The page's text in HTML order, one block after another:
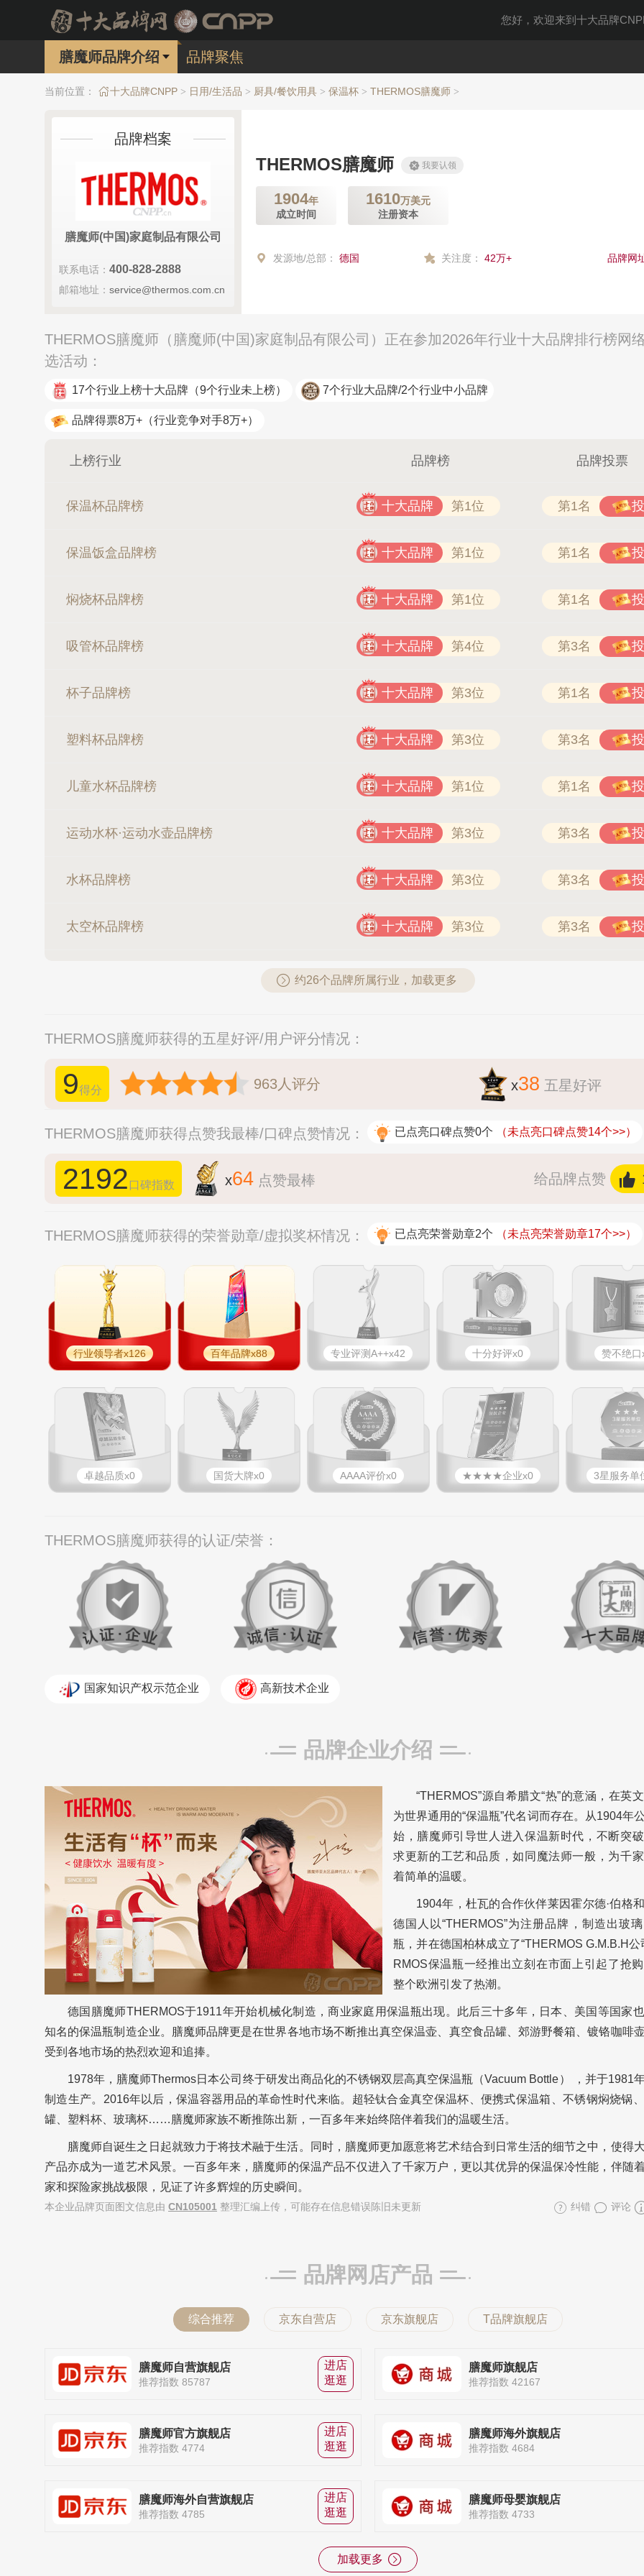
您好，欢迎来到十大品牌
膳魔师品牌介绍 品牌聚焦
当前位置： 十大品牌CNPP > 日用/生活品 > 厨具/餐饮用具 > 保温杯 > THERMOS膳魔师 >
品牌档案
膳魔师(中国)家庭制品有限公司
联系电话： 400-828-2888
邮箱地址： service@thermos.com.cn
THERMOS膳魔师 我要认领
1904年
成立时间
1610万美元
注册资本
发源地/总部： 德国 关注度： 42万+ 品牌网
THERMOS膳魔师（膳魔师(中国)家庭制品有限公司）正在参加2026年行业十大品牌排行榜网
选活动：
17个行业上榜十大品牌 （9个行业未上榜） 7个行业大品牌/2个行业中小品牌
品牌得票8万+ （行业竞争对手8万+）
上榜行业 品牌榜 品牌投票
保温杯品牌榜 十大品牌 第1位 第1名
保温饭盒品牌榜 十大品牌 第1位 第1名
焖烧杯品牌榜 十大品牌 第1位 第1名
吸管杯品牌榜 十大品牌 第4位 第3名
杯子品牌榜 十大品牌 第3位 第1名
塑料杯品牌榜 十大品牌 第3位 第3名
儿童水杯品牌榜 十大品牌 第1位 第1名
运动水杯·运动水壶品牌榜 十大品牌 第3位 第3名
水杯品牌榜 十大品牌 第3位 第3名
太空杯品牌榜 十大品牌 第3位 第3名
约26个品牌所属行业，加载更多
THERMOS膳魔师获得的五星好评/用户评分情况：
9得分 963人评分 x38 五星好评
THERMOS膳魔师获得点赞我最棒/口碑点赞情况： 已点亮口碑点赞0个 （未点亮口碑点赞14个>>）
2192口碑指数 x64 点赞最棒 给品牌点赞
THERMOS膳魔师获得的荣誉勋章/虚拟奖杯情况： 已点亮荣誉勋章2个 （未点亮荣誉勋章17个>>）
行业领导者x126 百年品牌x88 专业​评测A++x42 十分好评x0 赞不绝口
卓越品质x0 国货大牌x0 AAAA评价x0 ★★★★企业x0 3星服务单
THERMOS膳魔师获得的认证/荣誉：
国家知识产权示范企业 高新技术企业
品牌企业介绍
“THERMOS”源自希腊文“热”的意涵，在英
为世界通用的“保温瓶”代名词而存在。从1904年
始，膳魔师引导世人进入保温新时代，不断突
求更新的工艺和品质，如同魔法师一般，为千
着简单的温暖。
1904年，杜瓦的合作伙伴莱因霍尔德·伯格
德国人以“THERMOS”为注册品牌，制造出玻
瓶，并在德国柏林成立了“THERMOS G.M.B.H公
RMOS保温瓶一经推出立刻在市面上引起了抢
整个欧洲引发了热潮。
德国膳魔师THERMOS于1911年开始机械化制造，商业家庭用保温瓶出现。此后三十多年，日本、美国等国家
知名的保温瓶制造企业。膳魔师品牌更是在世界各地市场不断推出真空保温壶、真空食品罐、郊游野餐箱、镀铬咖啡
受到各地市场的热烈欢迎和追捧。
1978年，膳魔师Thermos日本公司终于研发出商品化的不锈钢双层高真空保温瓶（Vacuum Bottle） ，并于1981
制造生产。 2016年以后，保温容器用品的革命性时代来临。超轻钛合金真空保温杯、便携式保温箱、不锈钢焖烧锅
罐、塑料杯、玻璃杯……膳魔师家族不断推陈出新，一百多年来始终陪伴着我们的温暖生活。
膳魔师自诞生之日起就致力于将技术融于生活。同时，膳魔师更加愿意将艺术结合到日常生活的细节之中，使得
产品亦成为一道艺术风景。一百多年来，膳魔师的保温产品不仅进入了千家万户，更以其优异的保温保冷性能，伴随
家和探险家挑战极限，见证了许多辉煌的历史瞬间。
本企业品牌页面图文信息由 CN105001 整理汇编上传，可能存在信息错误陈旧未更新 纠错 评论
品牌网店产品
综合推荐 京东自营店 京东旗舰店 T品牌旗舰店
膳魔师自营旗舰店
推荐指数 85787
进店
逛逛
膳魔师旗舰店
推荐指数 42167
膳魔师官方旗舰店
推荐指数 4774
进店
逛逛
膳魔师海外旗舰店
推荐指数 4684
膳魔师海外自营旗舰店
推荐指数 4785
进店
逛逛
膳魔师母婴旗舰店
推荐指数 4733
加载更多